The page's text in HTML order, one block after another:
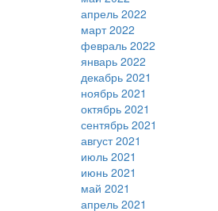
апрель 2022
март 2022
февраль 2022
январь 2022
декабрь 2021
ноябрь 2021
октябрь 2021
сентябрь 2021
август 2021
июль 2021
июнь 2021
май 2021
апрель 2021